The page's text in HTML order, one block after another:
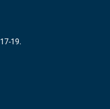
19.